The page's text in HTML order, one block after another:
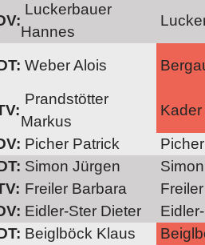
Luckerbauer
Hannes
Weber Alois
Prandstötter
Markus
Picher Patrick
Simon Jürgen
Freiler Barbara
Eidler-Ster Dieter
Beiglböck Klaus